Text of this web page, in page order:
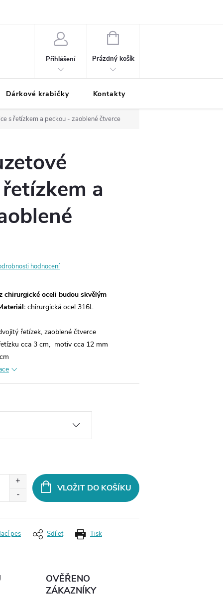
Přihlášení
NÁKUPNÍ
Prázdný košík
Dárkové krabičky Kontakty
s řetízkem a peckou - zaoblené čtverce
a
hodnocení
chirurgické oceli budou skvělým
chirurgická ocel 316L
řetízek, zaoblené čtverce
cca 3 cm, motiv cca 12 mm
VLOŽIT DO KOŠÍKU
Tisk
pes Sdílet
OVĚŘENO
ZÁKAZNÍKY